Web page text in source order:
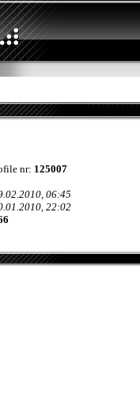
nr: 125007
06:45
22:02